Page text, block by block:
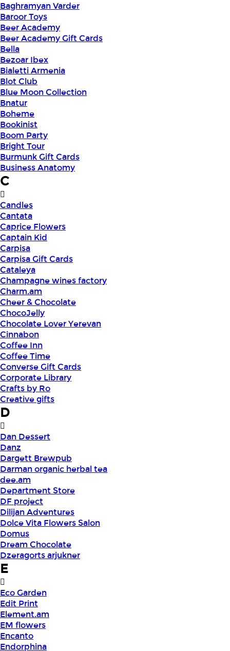
Baghramyan Varder
Baroor Toys
Beer Academy
Beer Academy Gift Cards
Bella
Bezoar Ibex
Bialetti Armenia
Blot Club
Blue Moon Collection
Bnatur
Boheme
Bookinist
Boom Party
Bright Tour
Burmunk Gift Cards
Business Anatomy
C
Candles
Cantata
Caprice Flowers
Captain Kid
Carpisa
Carpisa Gift Cards
Cataleya
Champagne wines factory
Charm.am
Cheer & Chocolate
ChocoJelly
Chocolate Lover Yerevan
Cinnabon
Coffee Inn
Coffee Time
Converse Gift Cards
Corporate Library
Crafts by Ro
Creative gifts
D
Dan Dessert
Danz
Dargett Brewpub
Darman organic herbal tea
dee.am
Department Store
DF project
Dilijan Adventures
Dolce Vita Flowers Salon
Domus
Dream Chocolate
Dzeragorts arjukner
E
Eco Garden
Edit Print
Element.am
EM flowers
Encanto
Endorphina